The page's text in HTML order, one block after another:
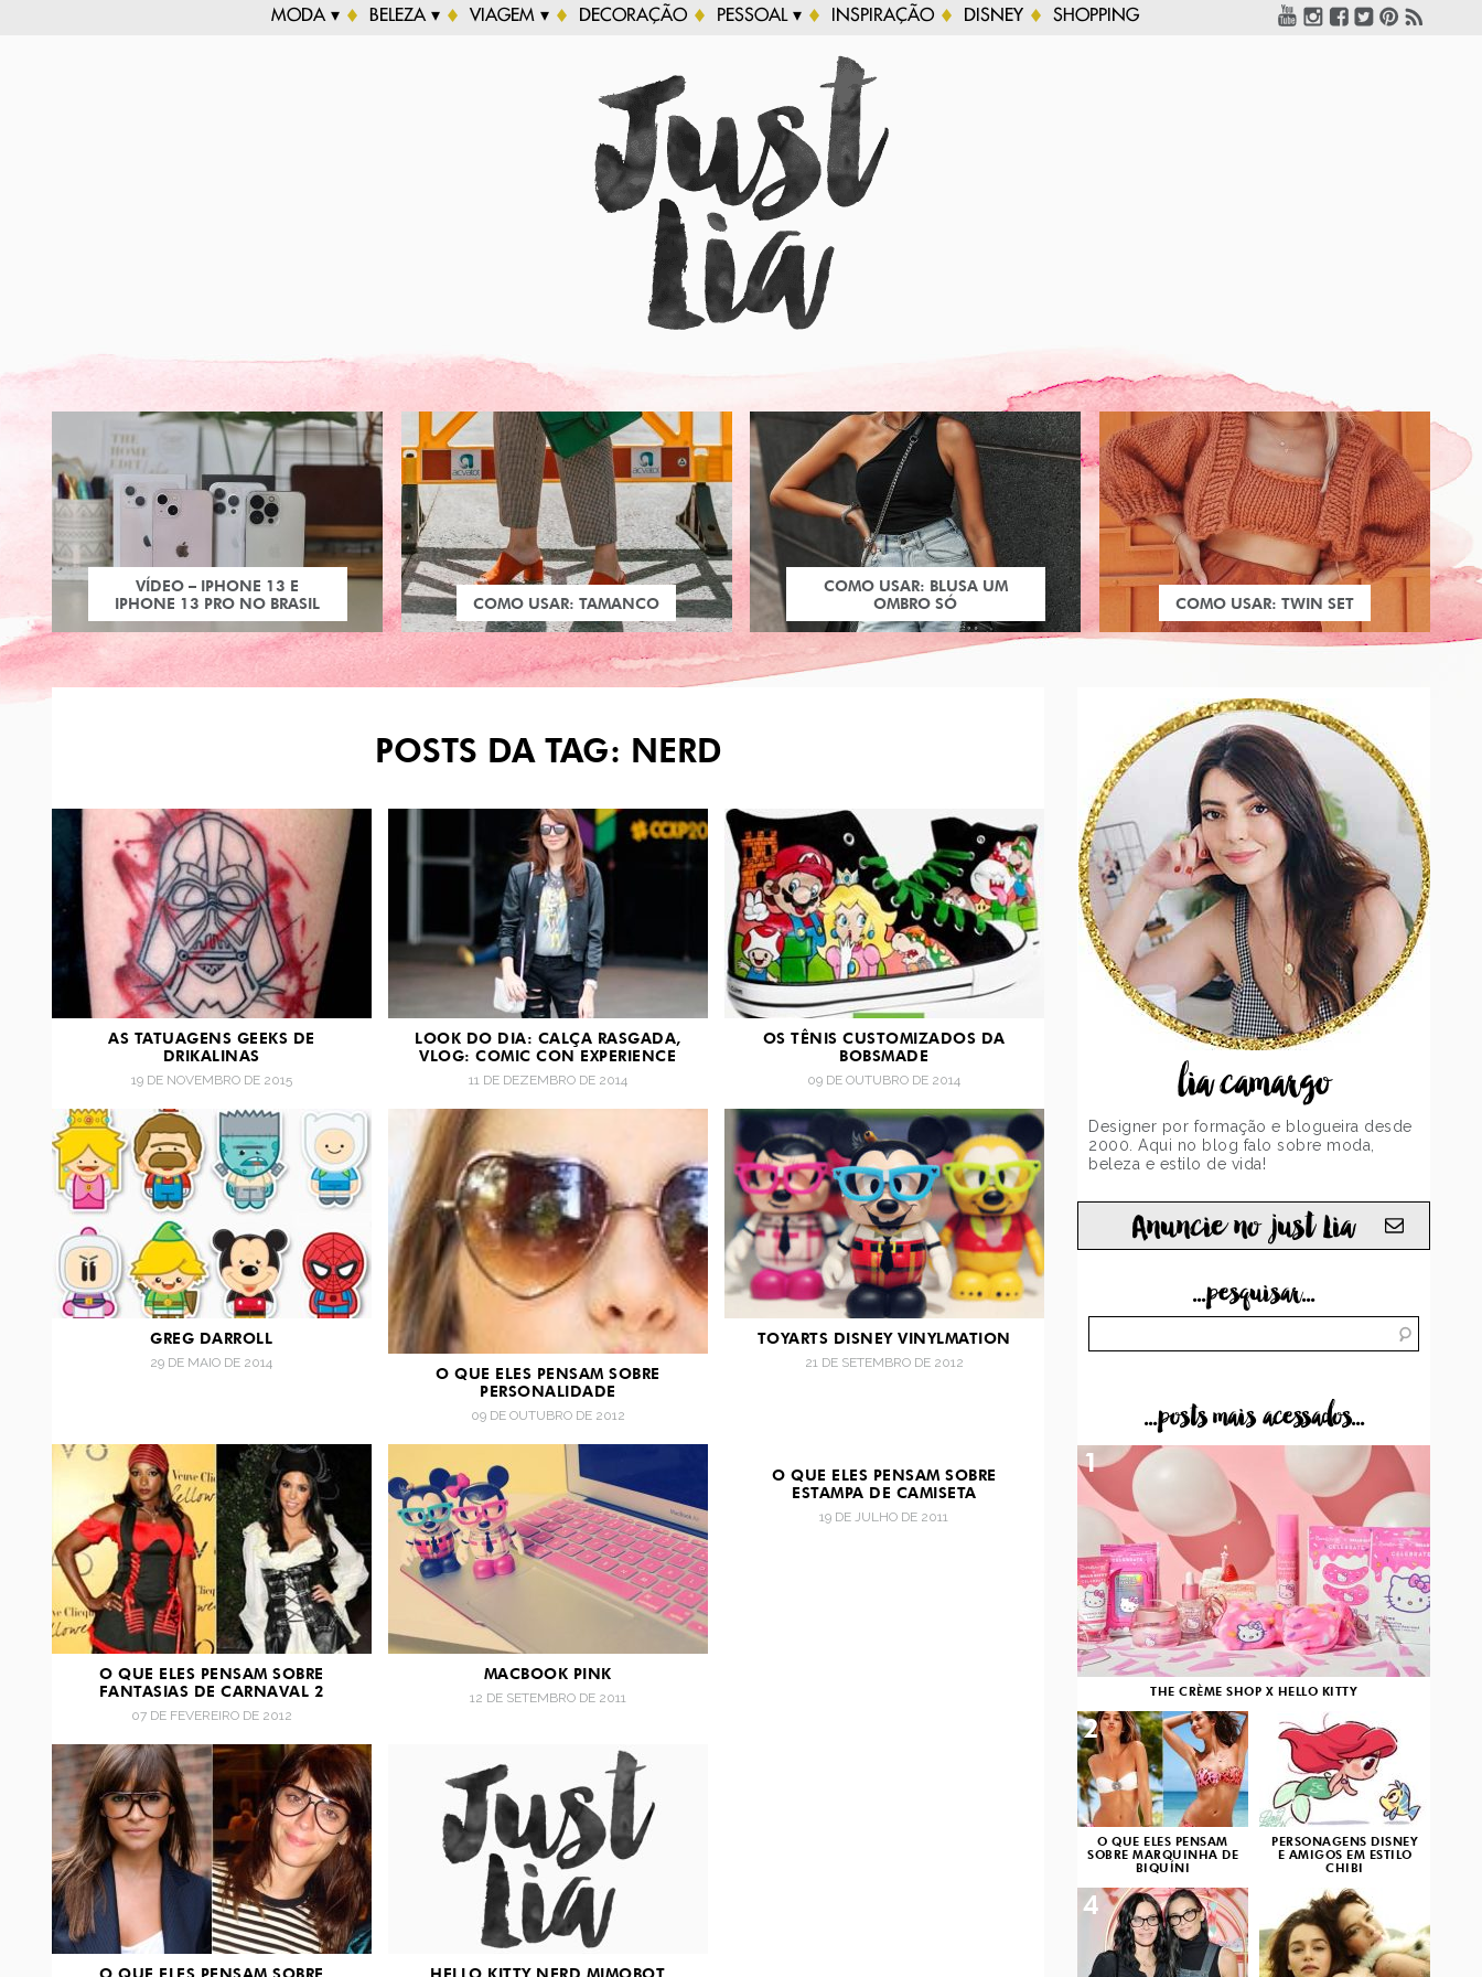
MODA ▾ BELEZA ▾ VIAGEM ▾ DECORAÇÃO PESSOAL ▾ INSPIRAÇÃO DISNEY SHOPPING
VÍDEO – IPHONE 13 E
IPHONE 13 PRO NO BRASIL
COMO USAR: TAMANCO
COMO USAR: BLUSA UM
OMBRO SÓ
COMO USAR: TWIN SET
POSTS DA TAG: NERD
AS TATUAGENS GEEKS DE
DRIKALINAS
19 DE NOVEMBRO DE 2015
LOOK DO DIA: CALÇA RASGADA,
VLOG: COMIC CON EXPERIENCE
11 DE DEZEMBRO DE 2014
OS TÊNIS CUSTOMIZADOS DA
BOBSMADE
09 DE OUTUBRO DE 2014
GREG DARROLL
29 DE MAIO DE 2014
O QUE ELES PENSAM SOBRE
PERSONALIDADE
09 DE OUTUBRO DE 2012
TOYARTS DISNEY VINYLMATION
21 DE SETEMBRO DE 2012
O QUE ELES PENSAM SOBRE
FANTASIAS DE CARNAVAL 2
07 DE FEVEREIRO DE 2012
MACBOOK PINK
12 DE SETEMBRO DE 2011
O QUE ELES PENSAM SOBRE
ESTAMPA DE CAMISETA
19 DE JULHO DE 2011
lia camargo
Designer por formação e blogueira desde
2000. Aqui no blog falo sobre moda,
beleza e estilo de vida!
Anuncie no just Lia
...pesquisar...
...posts mais acessados...
THE CRÈME SHOP X HELLO KITTY
1
O QUE ELES PENSAM
SOBRE MARQUINHA DE
BIQUÍNI
2
PERSONAGENS DISNEY
E AMIGOS EM ESTILO
CHIBI
3
4